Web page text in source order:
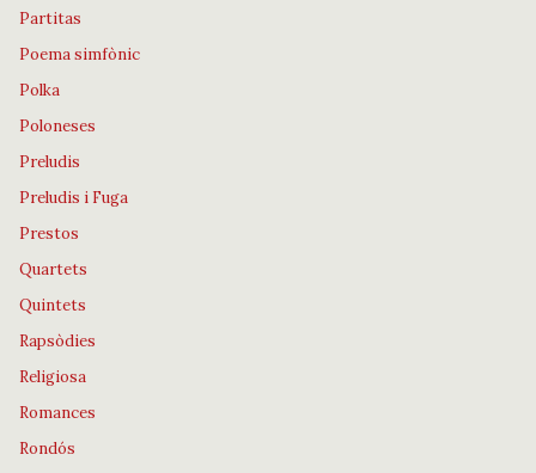
Partitas
Poema simfònic
Polka
Poloneses
Preludis
Preludis i Fuga
Prestos
Quartets
Quintets
Rapsòdies
Religiosa
Romances
Rondós